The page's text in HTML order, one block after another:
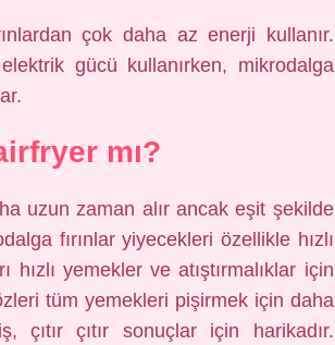
çok daha az enerji kullanır.
gücü kullanırken, mikrodalga
mı?
uzun zaman alır ancak eşit şekilde
fırınlar yiyecekleri özellikle hızlı
hızlı yemekler ve atıştırmalıklar için
tüm yemekleri pişirmek için daha
çıtır sonuçlar için harikadır.